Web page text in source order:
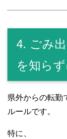
4. ごみ
を知ら
県外からの転勤
ルールです。
特に、